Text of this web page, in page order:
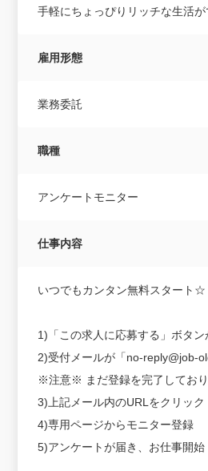
手軽にちょっぴりリッチな生活が
雇用形態
業務委託
職種
アンケートモニター
仕事内容
いつでもカンタン無料スタート☆
1)「この求人に応募する」ボタン
2)受付メールが「no-reply@job-
※注意※ まだ登録を完了してお
3)上記メール内のURLをクリック
4)専用ページからモニター登録
5)アンケートが届き、お仕事開始